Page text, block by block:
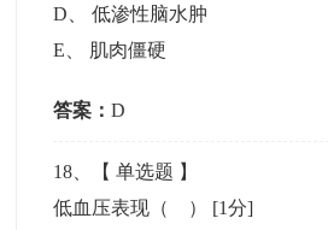
D 、低渗性脑水肿
E
肌肉僵硬
答案：D
18 、【单选题 】
低血压表现（ ） [1分]